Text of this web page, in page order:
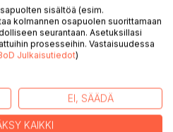
Leidi Johannan kaltainen
myötä tutustumme
maailmaan, jossa
kalmanhuuruinen valtakunta
paikaksi – jopa jo
sisältöä (esim.
kolmannen osapuolen suorittamaan
seurantaan. Asetuksillasi
prosesseihin. Vastaisuudessa
Julkaisutiedot)
EI, SÄÄDÄ
KAIKKI